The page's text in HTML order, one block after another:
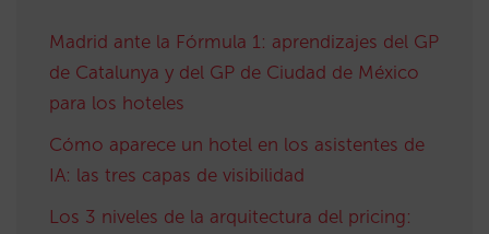
Madrid ante la Fórmula 1: aprendizajes del GP
de Catalunya y del GP de Ciudad de México
para los hoteles
Cómo aparece un hotel en los asistentes de
IA: las tres capas de visibilidad
Los 3 niveles de la arquitectura del pricing: